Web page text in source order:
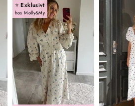
⭐️Exklusivt
hos Molly&My